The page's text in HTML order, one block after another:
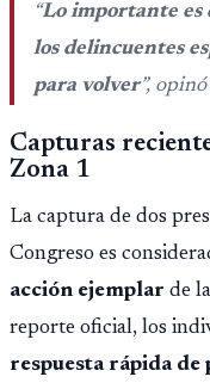
“Lo importante es
los delincuentes
para volver”, opinó
Capturas
Zona 1
La captura de dos
Congreso es
acción ejemplar de
reporte oficial, los
respuesta rápida